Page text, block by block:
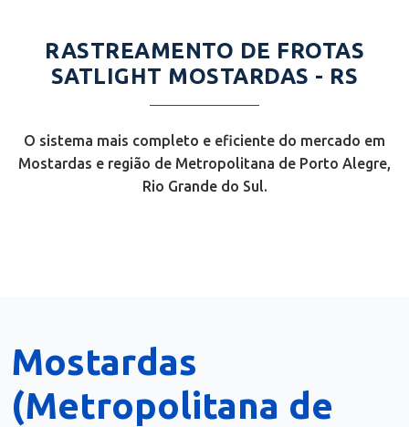
RASTREAMENTO DE FROTAS
SATLIGHT MOSTARDAS - RS
O sistema mais completo e eficiente do mercado em
Mostardas e região de Metropolitana de Porto Alegre,
Rio Grande do Sul.
Mostardas
(Metropolitana de